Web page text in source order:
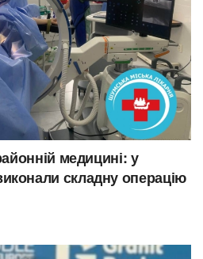
медицині: у
складну операцію